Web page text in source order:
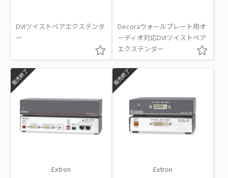
DVIツイストペアエクステンダ
ー
Decoraウォールプレート用オ
ーディオ対応DVIツイストペア
エクステンダー
販売終了
Extron
販売終了
Extron